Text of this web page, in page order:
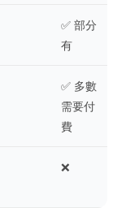
✅ 部分
有
✅ 多數
需要付
費
❌